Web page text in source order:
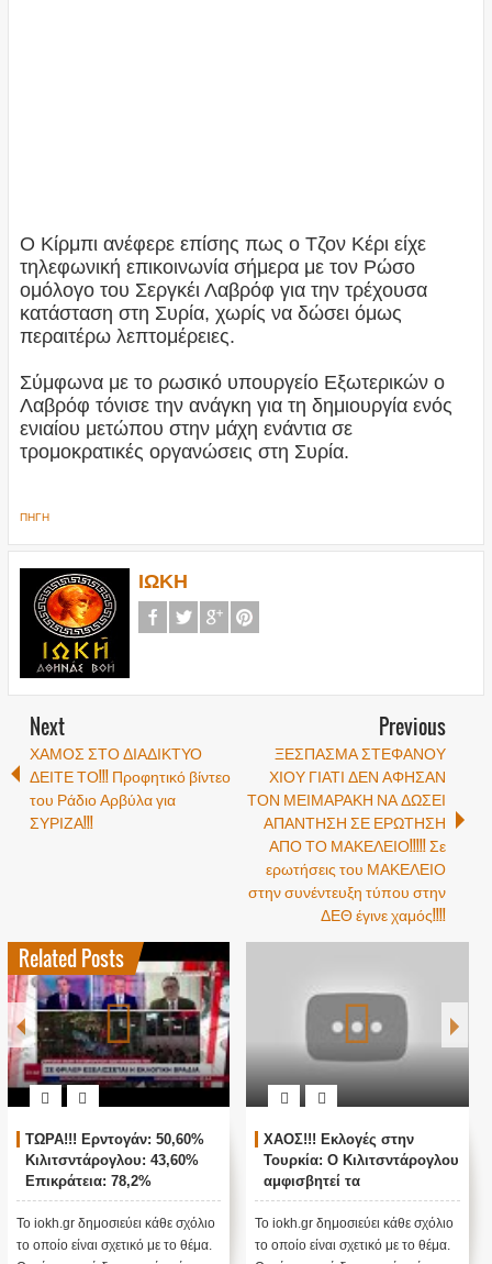
Ο Κίρμπι ανέφερε επίσης πως ο Τζον Κέρι είχε
τηλεφωνική επικοινωνία σήμερα με τον Ρώσο
ομόλογο του Σεργκέι Λαβρόφ για την τρέχουσα
κατάσταση στη Συρία, χωρίς να δώσει όμως
περαιτέρω λεπτομέρειες.
Σύμφωνα με το ρωσικό υπουργείο Εξωτερικών ο
Λαβρόφ τόνισε την ανάγκη για τη δημιουργία ενός
ενιαίου μετώπου στην μάχη ενάντια σε
τρομοκρατικές οργανώσεις στη Συρία.
ΠΗΓΗ
ΙΩΚΗ
Next
ΧΑΜΟΣ ΣΤΟ ΔΙΑΔΙΚΤΥΟ
ΔΕΙΤΕ ΤΟ!!! Προφητικό βίντεο
του Ράδιο Αρβύλα για
ΣΥΡΙΖΑ!!!
Previous
ΞΕΣΠΑΣΜΑ ΣΤΕΦΑΝΟΥ
ΧΙΟΥ ΓΙΑΤΙ ΔΕΝ ΑΦΗΣΑΝ
ΤΟΝ ΜΕΙΜΑΡΑΚΗ ΝΑ ΔΩΣΕΙ
ΑΠΑΝΤΗΣΗ ΣΕ ΕΡΩΤΗΣΗ
ΑΠΟ ΤΟ ΜΑΚΕΛΕΙΟ!!!!! Σε
ερωτήσεις του ΜΑΚΕΛΕΙΟ
στην συνέντευξη τύπου στην
ΔΕΘ έγινε χαμός!!!!
Related Posts
50,60%
43,60%
78,2%
κάθε σχόλιο
σχετικό με το θέμα.
ΧΑΟΣ!!! Εκλογές στην
Τουρκία: Ο Κιλιτσντάρογλου
αμφισβητεί τα
αποτελέσματα θα γίνουν
ενστάσεις...
Το iokh.gr δημοσιεύει κάθε σχόλιο
το οποίο είναι σχετικό με το θέμα.
ΑΓΚΥΡΑ
Το iokh.gr
το οποίο